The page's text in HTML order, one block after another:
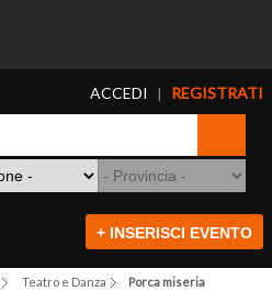
ACCEDI | REGISTRATI
+ INSERISCI EVENTO
Teatro e Danza Porca miseria